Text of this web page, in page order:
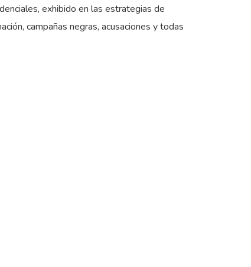
exhibido en las estrategias de
campañas negras, acusaciones y todas